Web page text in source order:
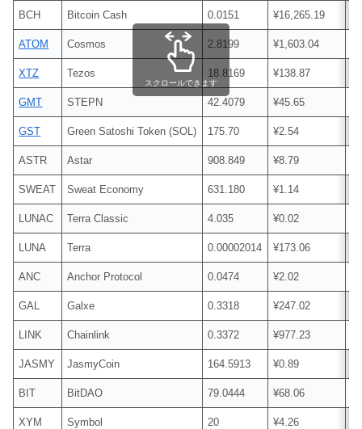
BCH Bitcoin Cash 0.0151 ¥16,265.19
ATOM Cosmos 2.8199 ¥1,603.04
XTZ Tezos 18.8169 ¥138.87
GMT STEPN 42.4079 ¥45.65
GST Green Satoshi Token (SOL) 175.70 ¥2.54
ASTR Astar 908.849 ¥8.79
SWEAT Sweat Economy 631.180 ¥1.14
LUNAC Terra Classic 4.035 ¥0.02
LUNA Terra 0.00002014 ¥173.06
ANC Anchor Protocol 0.0474 ¥2.02
GAL Galxe 0.3318 ¥247.02
LINK Chainlink 0.3372 ¥977.23
JASMY JasmyCoin 164.5913 ¥0.89
BIT BitDAO 79.0444 ¥68.06
XYM Symbol 20 ¥4.26
スクロールできます